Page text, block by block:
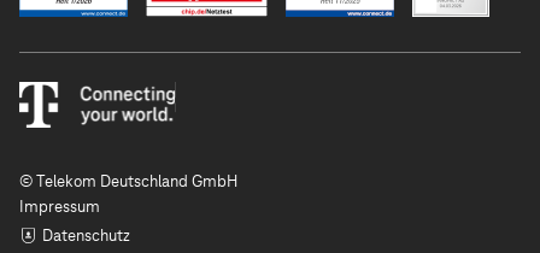
© Telekom Deutschland GmbH
Impressum
Datenschutz